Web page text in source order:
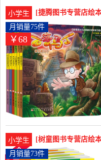
小学生
[捷腾图书专营店绘
音版全套6册卡月销
￥68
月销量75件
小学生
[树童图书专营店绘
34全5册 月销量73件
月销量73件